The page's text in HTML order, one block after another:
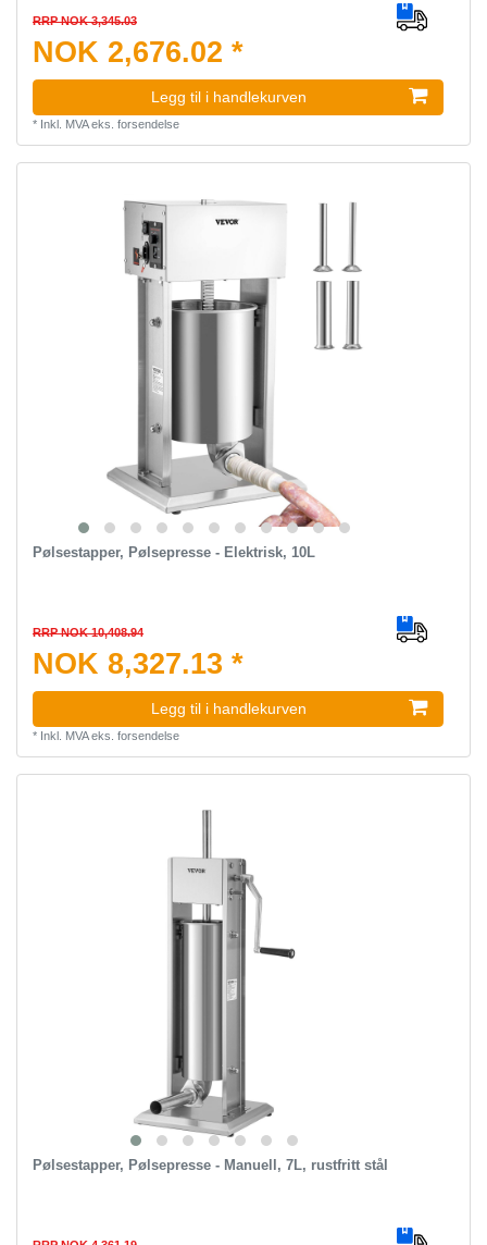
RRP NOK 3,345.03
NOK 2,676.02 *
Legg til i handlekurven
* Inkl. MVAeks. forsendelse
Pølsestapper, Pølsepresse - Elektrisk, 10L
RRP NOK 10,408.94
NOK 8,327.13 *
Legg til i handlekurven
* Inkl. MVAeks. forsendelse
Pølsestapper, Pølsepresse - Manuell, 7L, rustfritt stål